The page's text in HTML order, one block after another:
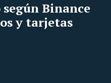
Binance
y tarjetas